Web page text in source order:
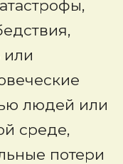
или
людей или
среде,
потери